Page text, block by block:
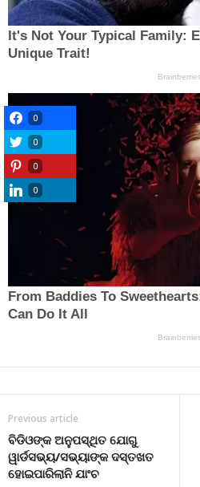
Previous article
ବିଡିଓଙ୍କ ଅନୁପସ୍ଥିତ ଯୋଗୁ
ୱାର୍ଡସଭ୍ୟ/ସଭ୍ୟାଙ୍କ ଦସ୍ତଖତ
ହୋଇପାରିଲାନି ଯାଂଚ
0
0
0
0